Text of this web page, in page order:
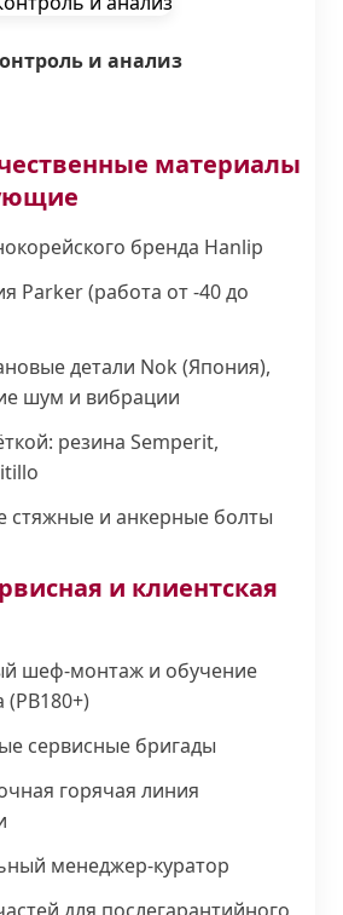
и анализ
материалы
бренда Hanlip
Parker (работа от -40 до
детали Nok (Япония),
шум и вибрации
резина Semperit,
стяжные и анкерные болты
и клиентская
шеф-монтаж и обучение
(PB180+)
сервисные бригады
горячая линия
менеджер-куратор